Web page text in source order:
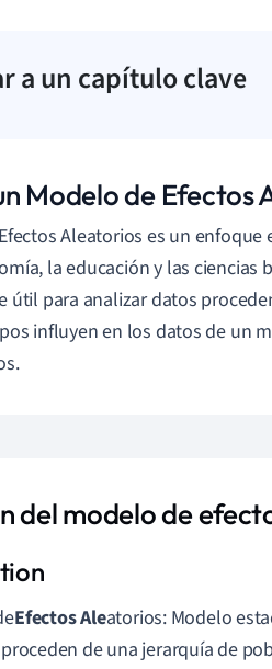
a un capítulo clave
Modelo de Efectos
Aleatorios es un
la educación y las ciencias
útil para analizar datos
influyen en los datos de un
del modelo de
Efectos Aleatorios: Modelo
de una jerarquía de